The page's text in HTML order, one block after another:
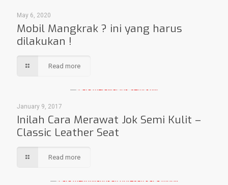
May 6, 2020
Mobil Mangkrak ? ini yang harus
dilakukan !
Read more
January 9, 2017
Inilah Cara Merawat Jok Semi Kulit –
Classic Leather Seat
Read more